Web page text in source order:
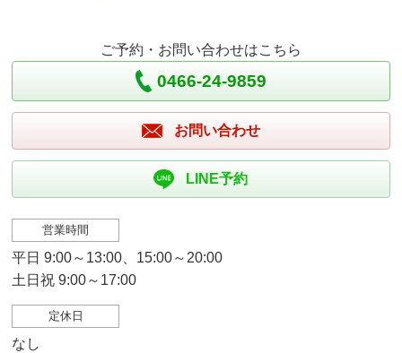
ご予約・お問い合わせはこちら
0466-24-9859
お問い合わせ
LINE予約
営業時間
平日 9:00～13:00、15:00～20:00
土日祝 9:00～17:00
定休日
なし